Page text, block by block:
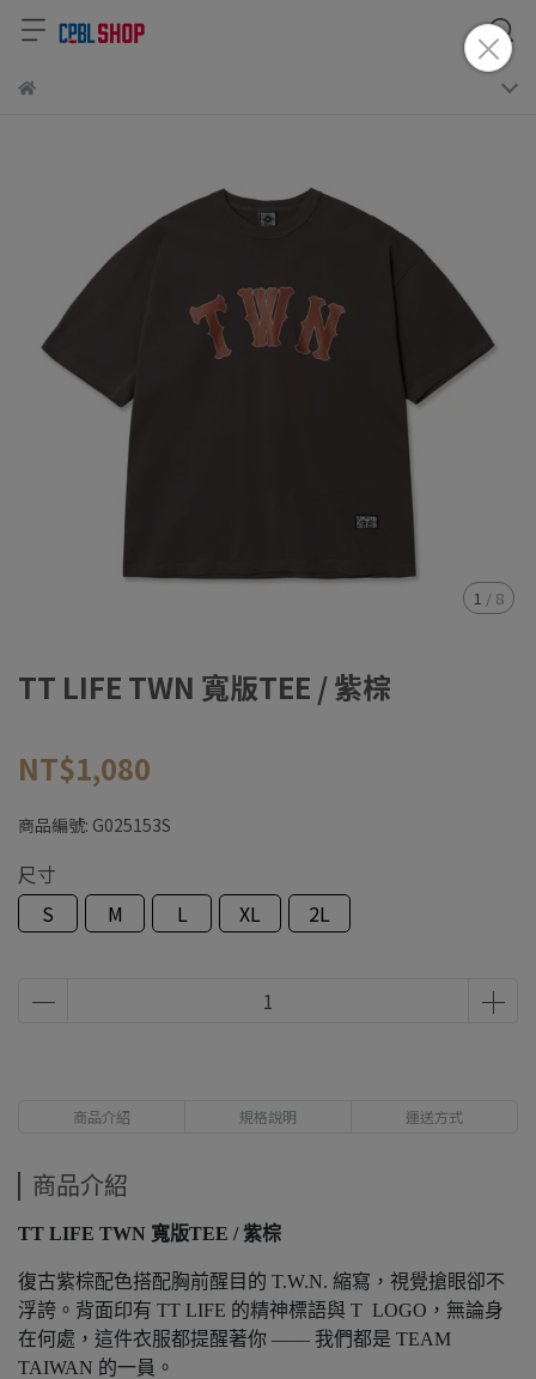
1 / 8
TT LIFE TWN 寬版TEE / 紫棕
NT$1,080
商品編號: G025153S
尺寸
S
M L XL 2L
商品介紹 規格說明 運送方式
商品介紹
TT LIFE TWN 寬版TEE / 紫棕
復古紫棕配色搭配胸前醒目的 T.W.N. 縮寫，視覺搶眼卻不
浮誇。背面印有 TT LIFE 的精神標語與 T LOGO，無論身
在何處，這件衣服都提醒著你 —— 我們都是 TEAM
TAIWAN 的一員。